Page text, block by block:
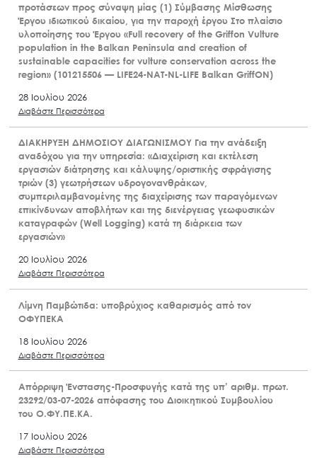
προτάσεων προς σύναψη μίας (1) Σύμβασης Μίσθωσης
Έργου ιδιωτικού δικαίου, για την παροχή έργου Στο πλαίσιο
υλοποίησης του Έργου «Full recovery of the Griffon Vulture
population in the Balkan Peninsula and creation of
sustainable capacities for vulture conservation across the
region» (101215506 — LIFE24-NAT-NL-LIFE Balkan GriffON)
28 Ιουλίου 2026
Διαβάστε Περισσότερα
ΔΙΑΚΗΡΥΞΗ ΔΗΜΟΣΙΟΥ ΔΙΑΓΩΝΙΣΜΟΥ Για την ανάδειξη
αναδόχου για την υπηρεσία: «Διαχείριση και εκτέλεση
εργασιών διάτρησης και κάλυψης/οριστικής σφράγισης
τριών (3) γεωτρήσεων υδρογονανθράκων,
συμπεριλαμβανομένης της διαχείρισης των παραγόμενων
επικίνδυνων αποβλήτων και της διενέργειας γεωφυσικών
καταγραφών (Well Logging) κατά τη διάρκεια των
εργασιών»
20 Ιουλίου 2026
Διαβάστε Περισσότερα
Λίμνη Παμβώτιδα: υποβρύχιος καθαρισμός από τον
ΟΦΥΠΕΚΑ
18 Ιουλίου 2026
Διαβάστε Περισσότερα
Απόρριψη Ένστασης-Προσφυγής κατά της υπ’ αριθμ. πρωτ.
23292/03-07-2026 απόφασης του Διοικητικού Συμβουλίου
του Ο.ΦΥ.ΠΕ.ΚΑ.
17 Ιουλίου 2026
Διαβάστε Περισσότερα